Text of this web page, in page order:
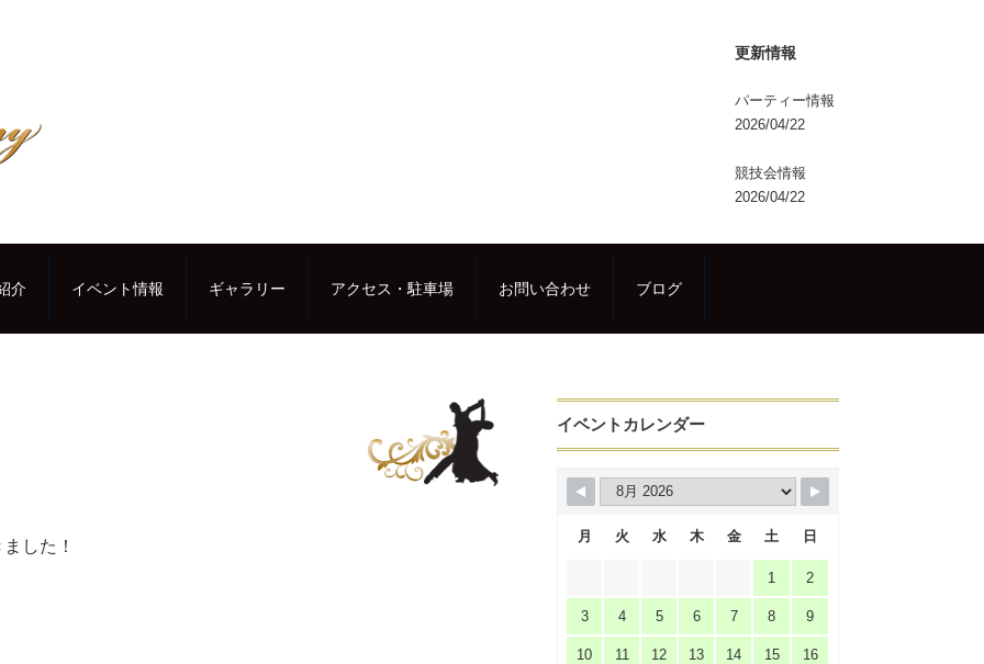
更新情報
パーティー情報
2026/04/22
競技会情報
2026/04/22
介 イベント情報 ギャラリー アクセス・駐車場 お問い合わせ ブログ
した！
イベントカレンダー
月 火 水 木 金 土 日
1 2
3 4 5 6 7 8 9
10 11 12 13 14 15 16